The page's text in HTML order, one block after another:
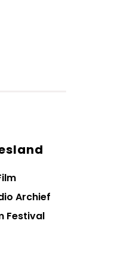
Archief
Festival